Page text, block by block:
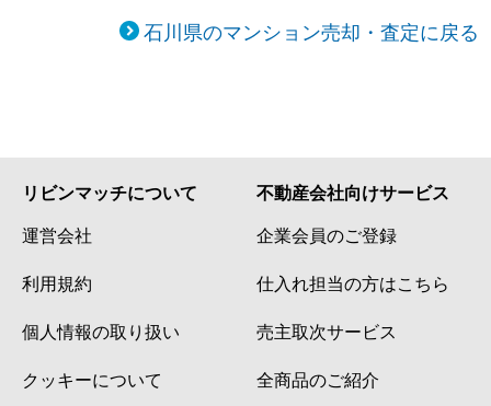
石川県のマンション売却・査定に戻る
リビンマッチについて
運営会社
利用規約
個人情報の取り扱い
クッキーについて
不動産会社向けサービス
企業会員のご登録
仕入れ担当の方はこちら
売主取次サービス
全商品のご紹介